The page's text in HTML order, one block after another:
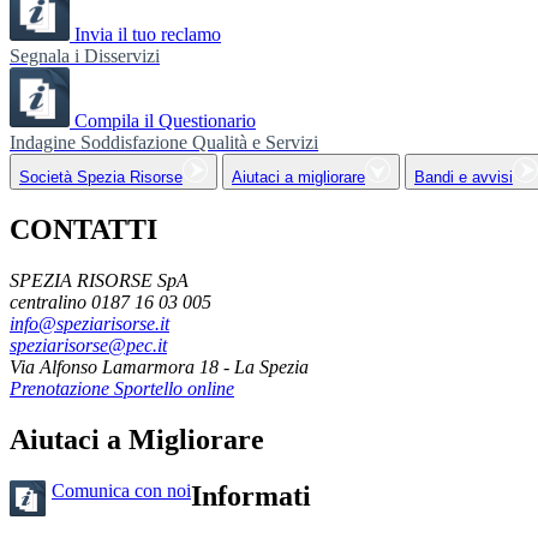
Invia il tuo reclamo
Segnala i Disservizi
Compila il Questionario
Indagine Soddisfazione Qualità e Servizi
Società Spezia Risorse Aiutaci a migliorare Bandi e avvisi
CONTATTI
SPEZIA RISORSE SpA
centralino 0187 16 03 005
info@speziarisorse.it
speziarisorse@pec.it
Via Alfonso Lamarmora 18 - La Spezia
Prenotazione Sportello online
Aiutaci a Migliorare
Comunica con noiInformati